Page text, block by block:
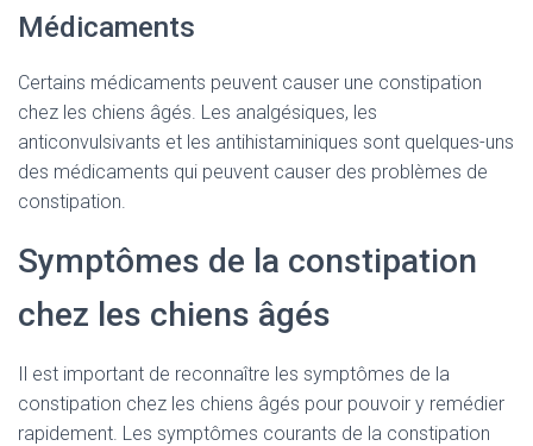
Médicaments
Certains médicaments peuvent causer une constipation
chez les chiens âgés. Les analgésiques, les
anticonvulsivants et les antihistaminiques sont quelques-uns
des médicaments qui peuvent causer des problèmes de
constipation.
Symptômes de la constipation
chez les chiens âgés
Il est important de reconnaître les symptômes de la
constipation chez les chiens âgés pour pouvoir y remédier
rapidement. Les symptômes courants de la constipation